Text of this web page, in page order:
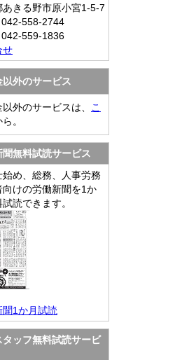
あきる野市原小宮1-5-7
558-2744
042-559-1836
せ
以外のサービス
外のサービスは、
こ
。
聞無料試読サービス
始め、総務、人事労務
向けの労働新聞を1か
試読できます。
聞1か月試読
タッフ無料試読サービ